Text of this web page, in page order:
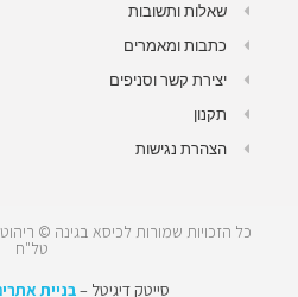
שאלות ותשובות
כתבות ומאמרים
יצירת קשר וסניפים
תקנון
הצהרת נגישות
כל הזכויות שמורות לכיסא בגינה ©
טל"ח
סייטק דיגיטל –בניית